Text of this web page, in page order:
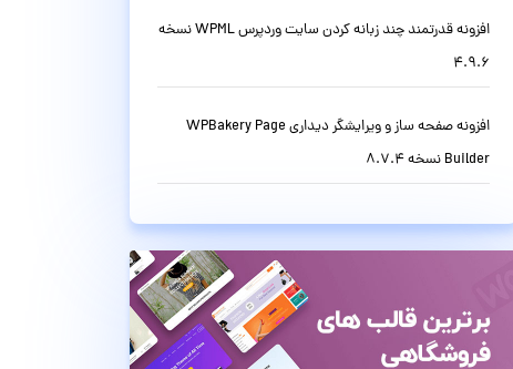
افزونه قدرتمند چند زبانه کردن سایت وردپرس WPML نسخه
4.9.6
افزونه صفحه ساز و ویرایشگر دیداری WPBakery Page
Builder نسخه 8.7.4